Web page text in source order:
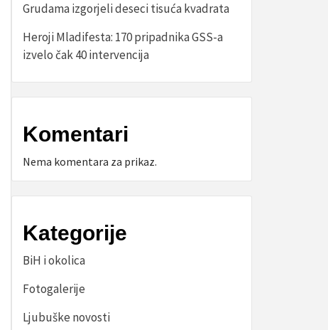
Grudama izgorjeli deseci tisuća kvadrata
Heroji Mladifesta: 170 pripadnika GSS-a
izvelo čak 40 intervencija
Komentari
Nema komentara za prikaz.
Kategorije
BiH i okolica
Fotogalerije
Ljubuške novosti